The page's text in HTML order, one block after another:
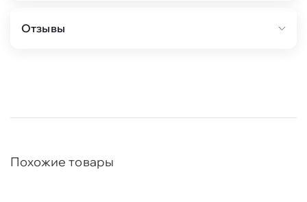
Отзывы
Похожие товары